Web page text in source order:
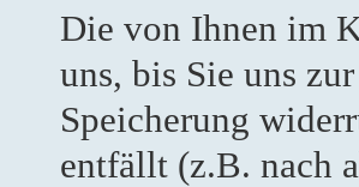
Die von Ihnen im
uns, bis Sie uns
Speicherung
entfällt (z.B. nach